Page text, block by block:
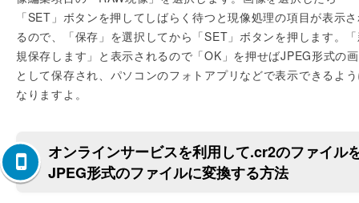
「SET」ボタンを押してしばらく待つと現像処理の項目が表示
るので、「保存」を選択してから「SET」ボタンを押します。
規保存します」と表示されるので「OK」を押せばJPEG形式の
として保存され、パソコンのフォトアプリなどで表示できるよ
なりますよ。
オンラインサービスを利用して.cr2のファイル
JPEG形式のファイルに変換する方法